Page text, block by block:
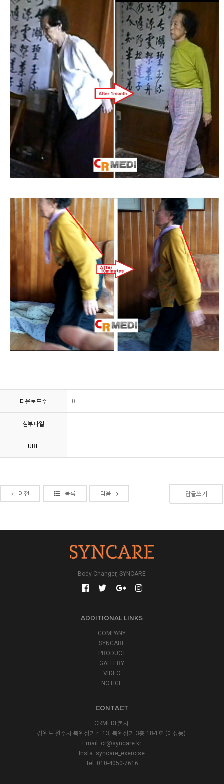
다운로드수 0
첨부파일
URL
이전 목록 다음 답글쓰기
Body Changer, SYNCARE
ADDITIONAL LINKS
COMPANY
SYNCARE
PRODUCT
GALLERY
VIDEO
NOTICE
CONTACT
CRMEDI 본사
강원도 원주시 북원상가길 13, 북원상가 3층 18-1호 (태장동)
Email: cr@syncare.kr
Insta: syncare_exercise
Tel: 010-4050-7616